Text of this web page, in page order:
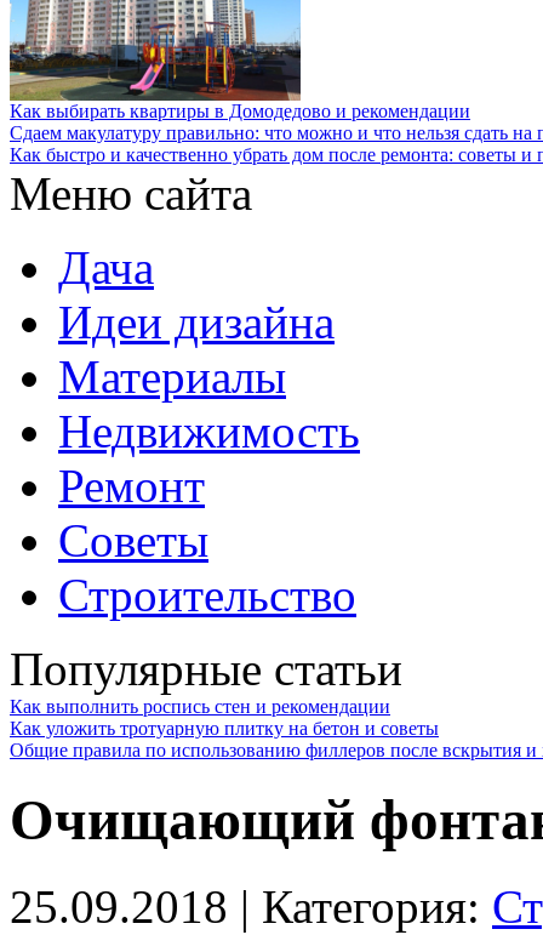
Как выбирать квартиры в Домодедово и рекомендации
Сдаем макулатуру правильно: что можно и что нельзя сдать на
Как быстро и качественно убрать дом после ремонта: советы и
Меню сайта
Дача
Идеи дизайна
Материалы
Недвижимость
Ремонт
Советы
Строительство
Популярные статьи
Как выполнить роспись стен и рекомендации
Как уложить тротуарную плитку на бетон и советы
Общие правила по использованию филлеров после вскрытия и
Очищающий
25.09.2018 | Категория: